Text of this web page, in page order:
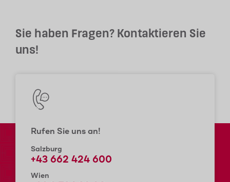
Sie haben Fragen? Kontaktieren Sie
uns!
Rufen Sie uns an!
Salzburg
+43 662 424 600
Wien